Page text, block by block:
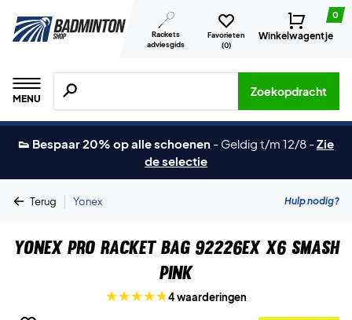
Rackets
adviesgids
Favorieten
(0)
0
Winkelwagentje
MENU
Zoeken naar producten, merken etc.
Zoekopdracht
👟 Bespaar 20% op alle schoenen - Geldig t/m 12/8 -Zie
de selectie
Terug | Yonex Hulp nodig?
Yonex Pro Racket Bag 92226EX X6 Smash
Pink
4 waarderingen